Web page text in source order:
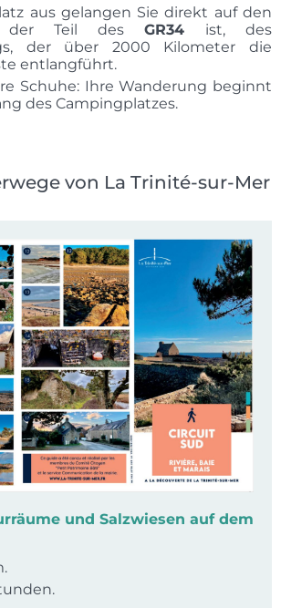
aus gelangen Sie direkt auf den
der Teil des GR34 ist, des
der über 2000 Kilometer die
entlangführt.
Schuhe: Ihre Wanderung beginnt
des Campingplatzes.
von La Trinité-sur-Mer
und Salzwiesen auf dem